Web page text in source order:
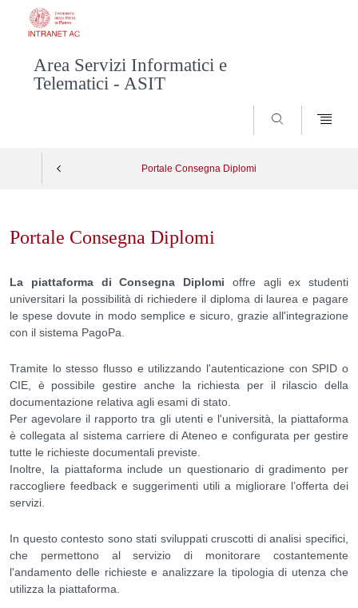
Area Servizi Informatici e
Telematici - ASIT
SEARCH
Portale Consegna Diplomi
content
Portale Consegna Diplomi
La piattaforma di Consegna Diplomi offre agli ex studenti
universitari la possibilità di richiedere il diploma di laurea e pagare
le spese dovute in modo semplice e sicuro, grazie all'integrazione
con il sistema PagoPa.
Tramite lo stesso flusso e utilizzando l'autenticazione con SPID o
CIE, è possibile gestire anche la richiesta per il rilascio della
documentazione relativa agli esami di stato.
Per agevolare il rapporto tra gli utenti e l'università, la piattaforma
è collegata al sistema carriere di Ateneo e configurata per gestire
tutte le richieste documentali previste.
Inoltre, la piattaforma include un questionario di gradimento per
raccogliere feedback e suggerimenti utili a migliorare l’offerta dei
servizi.
In questo contesto sono stati sviluppati cruscotti di analisi specifici,
che permettono al servizio di monitorare costantemente
l'andamento delle richieste e analizzare la tipologia di utenza che
utilizza la piattaforma.